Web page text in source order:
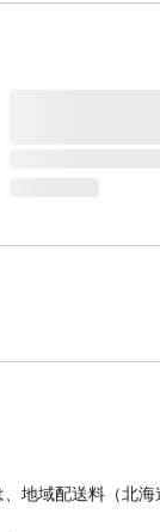
地域配送料（北